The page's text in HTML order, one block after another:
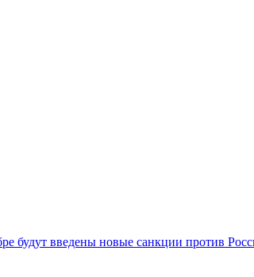
будут введены новые санкции против